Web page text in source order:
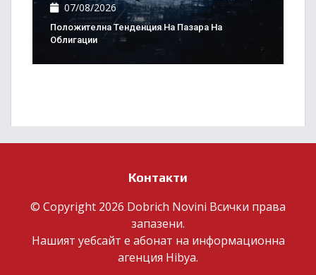
07/08/2026
Положителна Тенденция На Пазара На
Облигации
Контакти
© Copyright 2026 Dobrich Novini Всички права
запазени.
Нашият уебсайт е абонат на информационна
агенция Hibya.